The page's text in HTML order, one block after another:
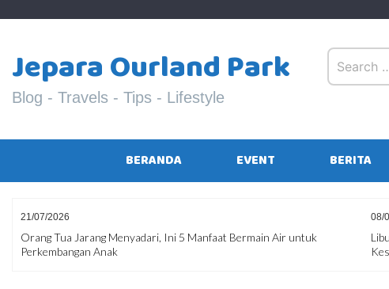
Jepara Ourland Park
Blog - Travels - Tips - Lifestyle
BERANDA EVENT BERITA
08/07/2026
Liburan Hemat Bukan Berarti Mengurangi Kesenangan! Hindari 10
Kesalahan yang Bikin Dompet Boncos
01/